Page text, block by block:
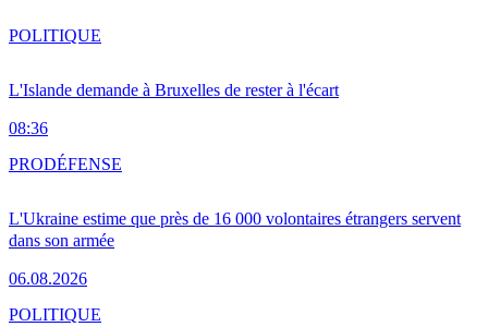
L'Islande demande à Bruxelles de rester à l'écart
08:36
POLITIQUE
L'Ukraine estime que près de 16 000 volontaires étrangers servent
dans son armée
06.08.2026
PRODÉFENSE
POLITIQUE